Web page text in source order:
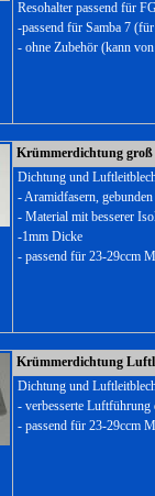
Resohalter passend für
-passend für Samba 7
- ohne Zubehör (kann
Krümmerdichtung
Dichtung und
- Aramidfasern,
- Material mit besserer
-1mm Dicke
- passend für 23-29ccm
Krümmerdichtung
Dichtung und
- verbesserte
- passend für 23-29ccm